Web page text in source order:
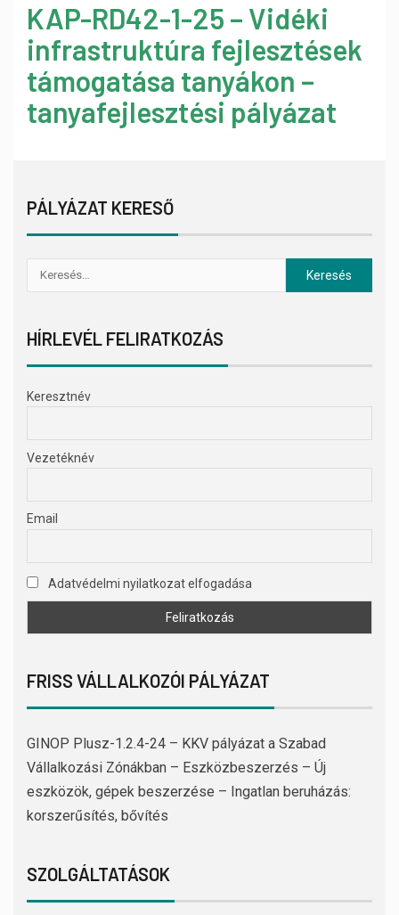
KAP-RD42-1-25 – Vidéki
infrastruktúra fejlesztések
támogatása tanyákon –
tanyafejlesztési pályázat
PÁLYÁZAT KERESŐ
HÍRLEVÉL FELIRATKOZÁS
Keresztnév
Vezetéknév
Email
Adatvédelmi nyilatkozat elfogadása
FRISS VÁLLALKOZÓI PÁLYÁZAT
GINOP Plusz-1.2.4-24 – KKV pályázat a Szabad
Vállalkozási Zónákban – Eszközbeszerzés – Új
eszközök, gépek beszerzése – Ingatlan beruházás:
korszerűsítés, bővítés
SZOLGÁLTATÁSOK